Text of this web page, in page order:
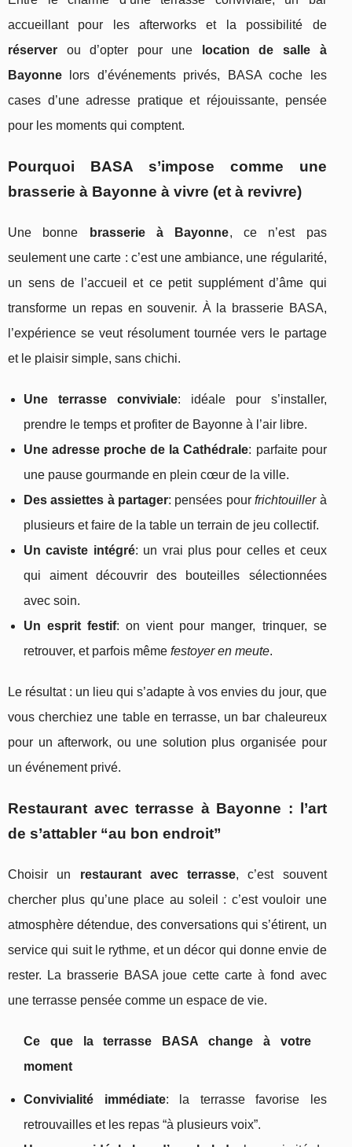
accueillant pour les afterworks et la possibilité de
réserver ou d’opter pour une
location de salle à
Bayonne lors d’événements privés, BASA coche les
cases d’une adresse pratique et réjouissante, pensée
pour les moments qui comptent.
Pourquoi BASA s’impose comme une
brasserie à Bayonne à vivre (et à revivre)
Une bonne brasserie à Bayonne, ce n’est pas
seulement une carte : c’est une ambiance, une régularité,
un sens de l’accueil et ce petit supplément d’âme qui
transforme un repas en souvenir. À la brasserie BASA,
l’expérience se veut résolument tournée vers le partage
et le plaisir simple, sans chichi.
Une terrasse conviviale: idéale pour s’installer,
prendre le temps et profiter de Bayonne à l’air libre.
Une adresse proche de la Cathédrale: parfaite pour
une pause gourmande en plein cœur de la ville.
Des assiettes à partager: pensées pourfrichtouillerà
plusieurs et faire de la table un terrain de jeu collectif.
Un caviste intégré: un vrai plus pour celles et ceux
qui aiment découvrir des bouteilles sélectionnées
avec soin.
Un esprit festif: on vient pour manger, trinquer, se
retrouver, et parfois même festoyer en meute.
Le résultat : un lieu qui s’adapte à vos envies du jour, que
vous cherchiez une table en terrasse, un bar chaleureux
pour un afterwork, ou une solution plus organisée pour
un événement privé.
Restaurant avec terrasse à Bayonne : l’art
de s’attabler “au bon endroit”
Choisir un restaurant avec terrasse, c’est souvent
chercher plus qu’une place au soleil : c’est vouloir une
atmosphère détendue, des conversations qui s’étirent, un
service qui suit le rythme, et un décor qui donne envie de
rester. La brasserie BASA joue cette carte à fond avec
une terrasse pensée comme un espace de vie.
Ce que la terrasse BASA change à votre
moment
Convivialité immédiate: la terrasse favorise les
retrouvailles et les repas “à plusieurs voix”.